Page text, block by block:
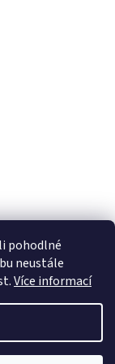
pohodlné
neustále
Více informací
Všechna práva